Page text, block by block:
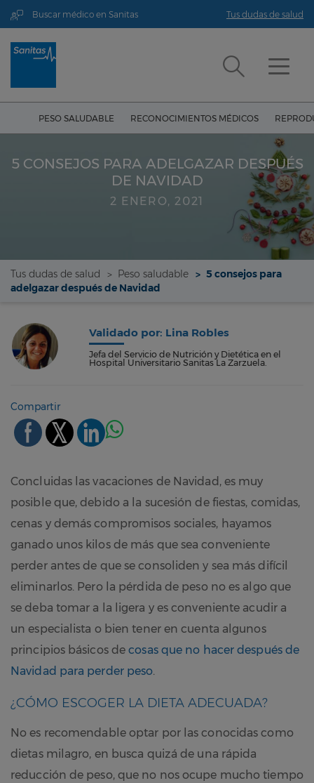
Buscar médico en Sanitas Tus dudas de salud
PESO SALUDABLE RECONOCIMIENTOS MÉDICOS
5 CONSEJOS PARA ADELGAZAR DESPUÉS
DE NAVIDAD
2 ENERO, 2021
Tus dudas de salud Peso saludable
5 consejos para
adelgazar después de Navidad
Validado por: Lina Robles
Jefa del Servicio de Nutrición y Dietética en el
Hospital Universitario Sanitas La Zarzuela.
Compartir
Concluidas las vacaciones de Navidad, es muy
posible que, debido a la sucesión de fiestas, comidas,
cenas y demás compromisos sociales, hayamos
ganado unos kilos de más que sea conveniente
perder antes de que se consoliden y sea más difícil
eliminarlos. Pero la pérdida de peso no es algo que
se deba tomar a la ligera y es conveniente acudir a
un especialista o bien tener en cuenta algunos
principios básicos de cosas que no hacer después de
Navidad para perder peso.
¿CÓMO ESCOGER LA DIETA ADECUADA?
No es recomendable optar por las conocidas como
dietas milagro, en busca quizá de una rápida
reducción de peso, que no nos ocupe mucho tiempo